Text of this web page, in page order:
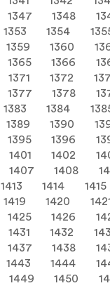
1347 1348
1353 1354
1359 1360
1365 1366
1371 1372
1377 1378
1383 1384
1389 1390
1395 1396
1401 1402
1407 1408
1413 1414 1415
1419 1420
1425 1426
1431 1432
1437 1438
1443 1444
1449 1450